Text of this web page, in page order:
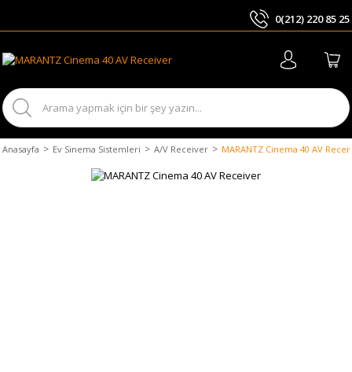
0(212) 220 85 25
Anasayfa Ev Sinema Sistemleri A/V Receiver MARANTZ Cinema 40 AV